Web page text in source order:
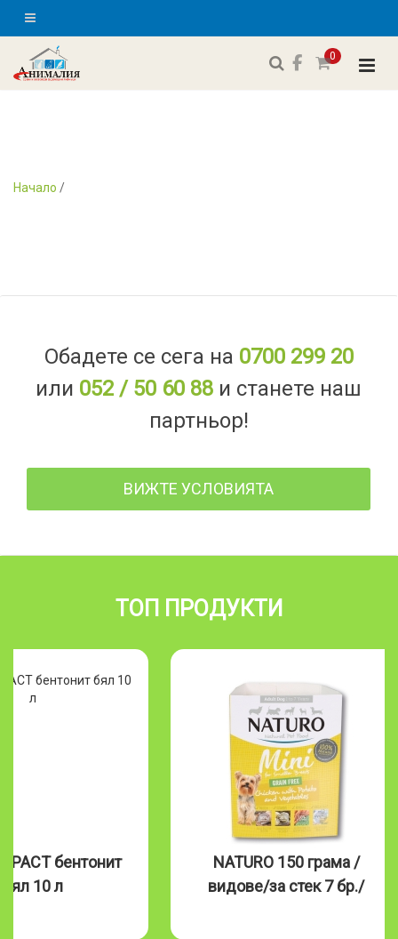
0
Начало /
Обадете се сега на 0700 299 20
или 052 / 50 60 88 и станете наш
партньор!
ВИЖТЕ УСЛОВИЯТА
ТОП ПРОДУКТИ
бентонит
бял 10 л
NATURO 150 грама /
видове/за стек 7 бр./